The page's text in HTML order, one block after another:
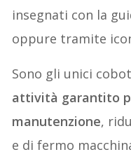
insegnati con la
oppure tramite
Sono gli unici
attività garantito
manutenzione,
e di fermo